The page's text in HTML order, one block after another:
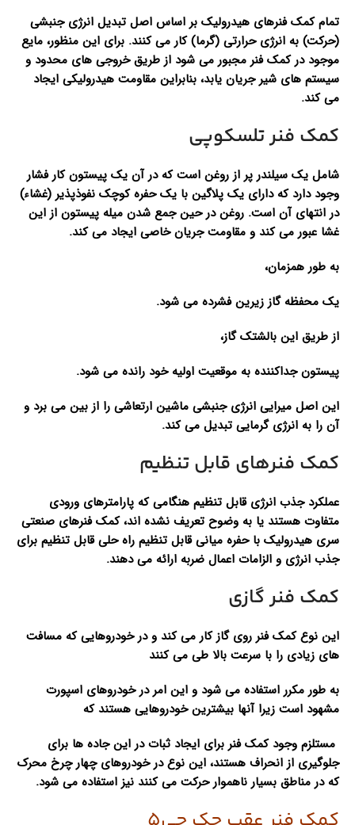
تمام کمک فنرهای هیدرولیک بر اساس اصل تبدیل انرژی جنبشی
(حرکت) به انرژی حرارتی (گرما) کار می کنند. برای این منظور، مایع
موجود در کمک فنر مجبور می شود از طریق خروجی های محدود و
سیستم های شیر جریان یابد، بنابراین مقاومت هیدرولیکی ایجاد
می کند.
کمک فنر تلسکوپی
شامل یک سیلندر پر از روغن است که در آن یک پیستون کار فشار
وجود دارد که دارای یک پلاگین با یک حفره کوچک نفوذپذیر (غشاء)
در انتهای آن است. روغن در حین جمع شدن میله پیستون از این
غشا عبور می کند و مقاومت جریان خاصی ایجاد می کند.
به طور همزمان،
یک محفظه گاز زیرین فشرده می شود.
از طریق این بالشتک گاز،
پیستون جداکننده به موقعیت اولیه خود رانده می شود.
این اصل میرایی انرژی جنبشی ماشین ارتعاشی را از بین می برد و
آن را به انرژی گرمایی تبدیل می کند.
کمک فنرهای قابل تنظیم
عملکرد جذب انرژی قابل تنظیم هنگامی که پارامترهای ورودی
متفاوت هستند یا به وضوح تعریف نشده اند، کمک فنرهای صنعتی
سری هیدرولیک با حفره میانی قابل تنظیم راه حلی قابل تنظیم برای
جذب انرژی و الزامات اعمال ضربه ارائه می دهند.
کمک فنر گازی
این نوع کمک فنر روی گاز کار می کند و در خودروهایی که مسافت
های زیادی را با سرعت بالا طی می کنند
به طور مکرر استفاده می شود و این امر در خودروهای اسپورت
مشهود است زیرا آنها بیشترین خودروهایی هستند که
مستلزم وجود کمک فنر برای ایجاد ثبات در این جاده ها برای
جلوگیری از انحراف هستند، این نوع در خودروهای چهار چرخ محرک
که در مناطق بسیار ناهموار حرکت می کنند نیز استفاده می شود.